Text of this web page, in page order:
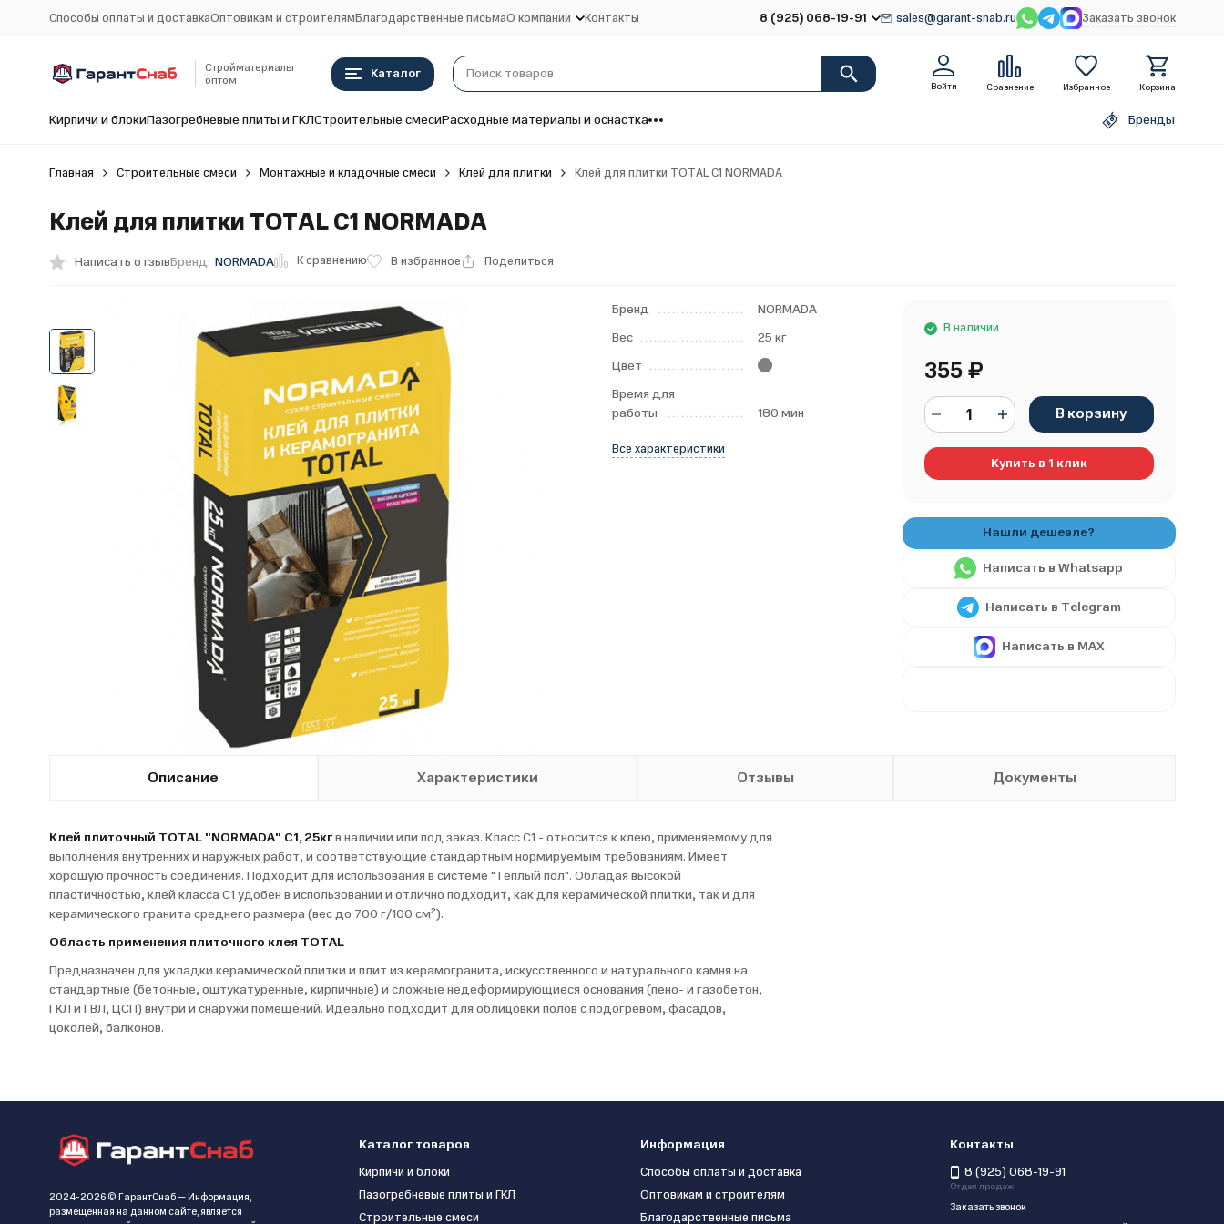
Способы оплаты и доставкаОптовикам и строителямБлагодарственные письмаО компании Контакты 8 (925) 068-19-91 sales@garant-snab.ru Заказать звонок
Стройматериалы
оптом
Каталог
Войти Сравнение Избранное Корзина
Кирпичи и блокиПазогребневые плиты и ГКЛСтроительные смесиРасходные материалы и оснастка Бренды
Главная Строительные смеси Монтажные и кладочные смеси Клей для плитки Клей для плитки TOTAL С1 NORMADA
Клей для плитки TOTAL С1 NORMADA
Написать отзывБренд: NORMADA К сравнению В избранное Поделиться
Бренд
NORMADA
Вес
25 кг
Цвет
Время для
работы
180 мин
Все характеристики
В наличии
355₽
В корзину
Купить в 1 клик
Написать в Whatsapp
Написать в Telegram
Написать в MAX
Описание Характеристики Отзывы Документы
Клей плиточный TOTAL "NORMADA" С1, 25кгв наличии или под заказ. Класс С1 - относится к клею, применяемому для
выполнения внутренних и наружных работ, и соответствующие стандартным нормируемым требованиям. Имеет
хорошую прочность соединения. Подходит для использования в системе "Теплый пол". Обладая высокой
пластичностью, клей класса C1 удобен в использовании и отлично подходит, как для керамической плитки, так и для
керамического гранита среднего размера (вес до 700 г/100 см²).
Область применения плиточного клея TOTAL
Предназначен для укладки керамической плитки и плит из керамогранита, искусственного и натурального камня на
стандартные (бетонные, оштукатуренные, кирпичные) и сложные недеформирующиеся основания (пено- и газобетон,
ГКЛ и ГВЛ, ЦСП) внутри и снаружи помещений. Идеально подходит для облицовки полов с подогревом, фасадов,
цоколей, балконов.
2024-2026 © ГарантСнаб — Информация,
размещенная на данном сайте, является
Каталог товаров
Кирпичи и блоки
Пазогребневые плиты и ГКЛ
Строительные смеси
Информация
Способы оплаты и доставка
Оптовикам и строителям
Благодарственные письма
Контакты
8 (925) 068-19-91
Отдел продаж
Заказать звонок